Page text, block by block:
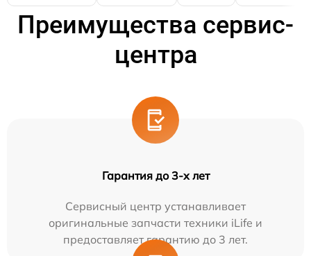
Преимущества сервис-
центра
Гарантия до 3-х лет
Сервисный центр устанавливает
оригинальные запчасти техники iLife и
предоставляет гарантию до 3 лет.